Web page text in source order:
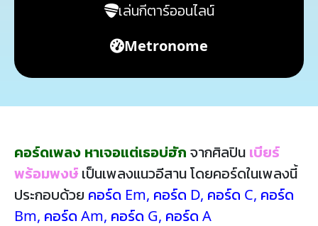
เล่นกีตาร์ออนไลน์
Metronome
คอร์ดเพลง หาเจอแต่เธอบ่ฮัก จากศิลปิน เบียร์
พร้อมพงษ์ เป็นเพลงแนวอีสาน โดยคอร์ดในเพลงนี้
ประกอบด้วย คอร์ด Em, คอร์ด D, คอร์ด C, คอร์ด
Bm, คอร์ด Am, คอร์ด G, คอร์ด A